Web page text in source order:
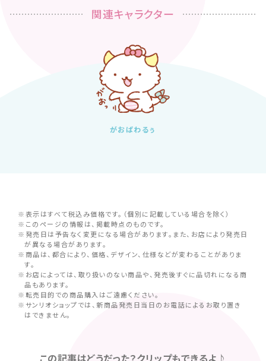
関連キャラクター
がおぱわるぅ
※表示はすべて税込み価格です。（個別に記載している場合を除く）
※このページの情報は、掲載時点のものです。
※発売日は予告なく変更になる場合があります。また、お店により発売日
が異なる場合があります。
※商品は、都合により、価格、デザイン、仕様などが変わることがありま
す。
※お店によっては、取り扱いのない商品や、発売後すぐに品切れになる商
品もあります。
※転売目的での商品購入はご遠慮ください。
※サンリオショップでは、新商品発売日当日のお電話によるお取り置き
はできません。